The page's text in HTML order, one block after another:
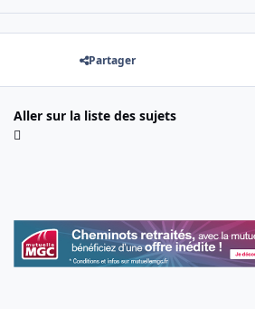
Partager
Aller sur la liste des sujets